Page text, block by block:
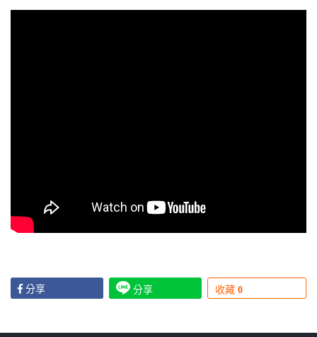
分享 分享 收藏 0